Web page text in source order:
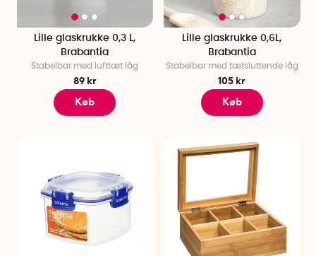
Lille glaskrukke 0,3 L,
Brabantia
Stabelbar med lufttæt låg
89 kr
Køb
Lille glaskrukke 0,6L,
Brabantia
Stabelbar med tætsluttende låg
105 kr
Køb